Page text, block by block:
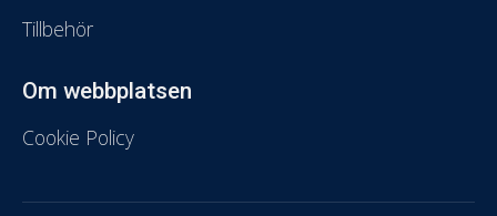
Tillbehör
Om webbplatsen
Cookie Policy